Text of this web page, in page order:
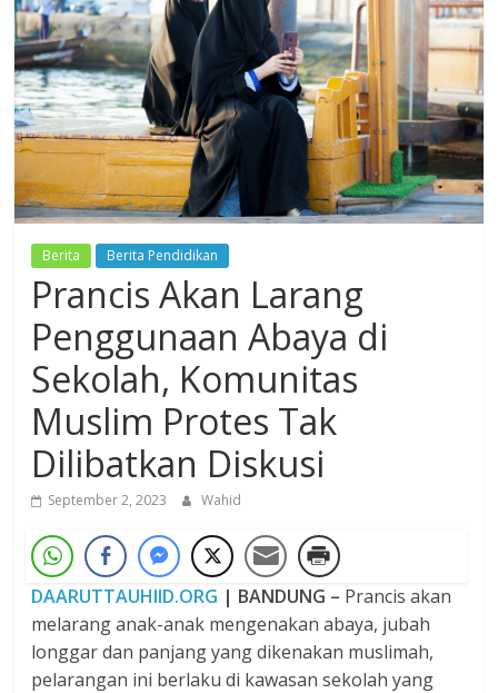
Dzikir,
Fikir,
Ikhtiar
Berita Berita Pendidikan
Prancis Akan Larang
Penggunaan Abaya di
Sekolah, Komunitas
Muslim Protes Tak
Dilibatkan Diskusi
September 2, 2023 Wahid
DAARUTTAUHIID.ORG | BANDUNG – Prancis akan
melarang anak-anak mengenakan abaya, jubah
longgar dan panjang yang dikenakan muslimah,
pelarangan ini berlaku di kawasan sekolah yang